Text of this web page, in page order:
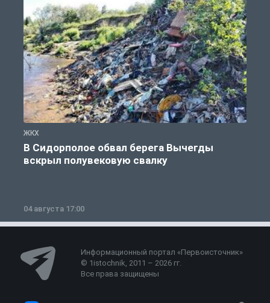
ЖКХ
В Сидорполое обвал берега Вычегды
вскрыл полувековую свалку
04 августа 17:00
Информационный портал «Первоисточник»
© 1istochnik, 2011 – 2026 гг.
Все права защищены